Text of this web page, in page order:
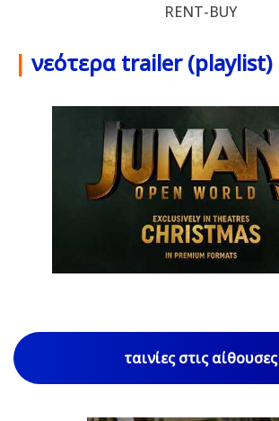
RENT-BUY
| νεότερα trailer (playlist)
1/85
ταινίες στις αίθουσες